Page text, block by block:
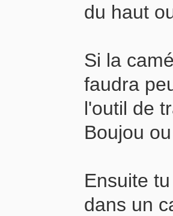
du haut
Si la
faudra
l'outil de
Boujou
Ensuite
dans un